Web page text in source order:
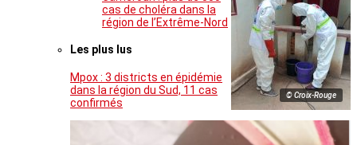
© Croix-Rouge
cas de choléra dans la
région de l’Extrême-Nord
Les plus lus
Mpox : 3 districts en épidémie
dans la région du Sud, 11 cas
confirmés